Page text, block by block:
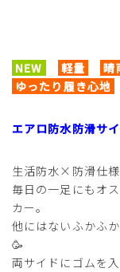
NEW 軽量 晴
ゆったり履き心地
エアロ防水防滑サ
生活防水×防滑仕様
毎日の一足にもオ
カー。
他にはないふかふ
🥳
両サイドにゴムを